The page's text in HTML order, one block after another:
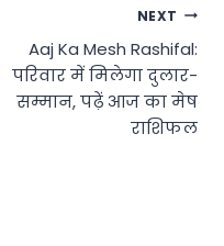
NEXT
Aaj Ka Mesh Rashifal:
परिवार में मिलेगा दुलार-
सम्मान, पढ़ें आज का मेष
राशिफल